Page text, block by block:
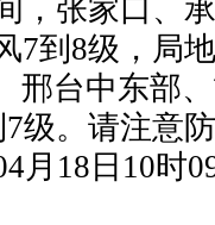
，张家口、
7到8级，局
邢台中东部
级。请注意
月18日10时